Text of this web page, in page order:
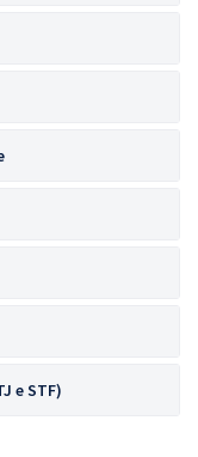
e STF)